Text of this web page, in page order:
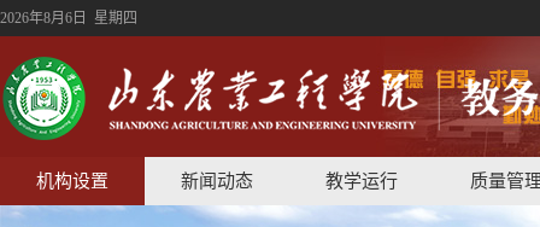
2026年8月6日 星期四
机构设置 新闻动态 教学运行 质量管